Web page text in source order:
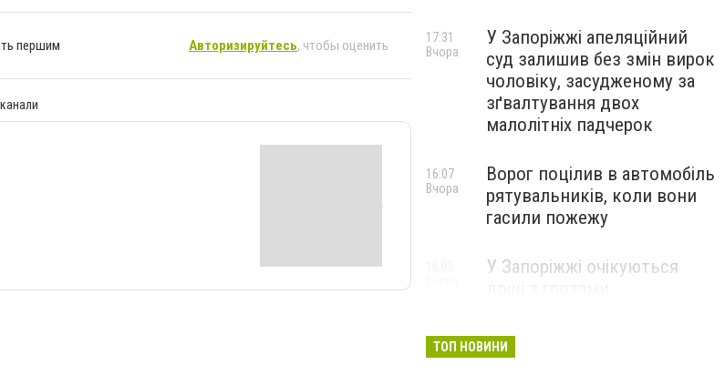
першим Авторизируйтесь, чтобы оценить
У Запоріжжі апеляційний
суд залишив без змін вирок
чоловіку, засудженому за
зґвалтування двох
малолітніх падчерок
17:31
Вчора
Ворог поцілив в автомобіль
рятувальників, коли вони
гасили пожежу
16:07
Вчора
У Запоріжжі очікуються
ТОП НОВИНИ